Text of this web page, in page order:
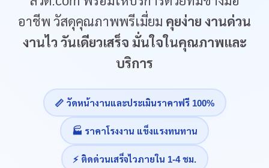
อาชีพ วัสดุคุณภาพพรีเมี่ยม คุยง่าย งานด่วน
งานไว วันเดียวเสร็จ มั่นใจในคุณภาพและ
บริการ
📏 วัดหน้างานและประเมินราคาฟรี 100%
🏭 ราคาโรงงาน แข็งแรงทนทาน
⚡ ติดด่วนเสร็จไวภายใน 1-4 ชม.